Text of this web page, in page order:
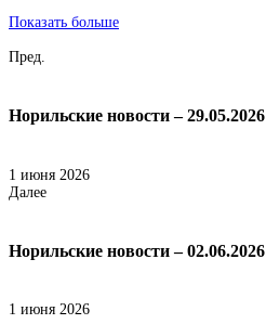
Показать больше
Пред.
Норильские новости – 29.05.2026
1 июня 2026
Далее
Норильские новости – 02.06.2026
1 июня 2026